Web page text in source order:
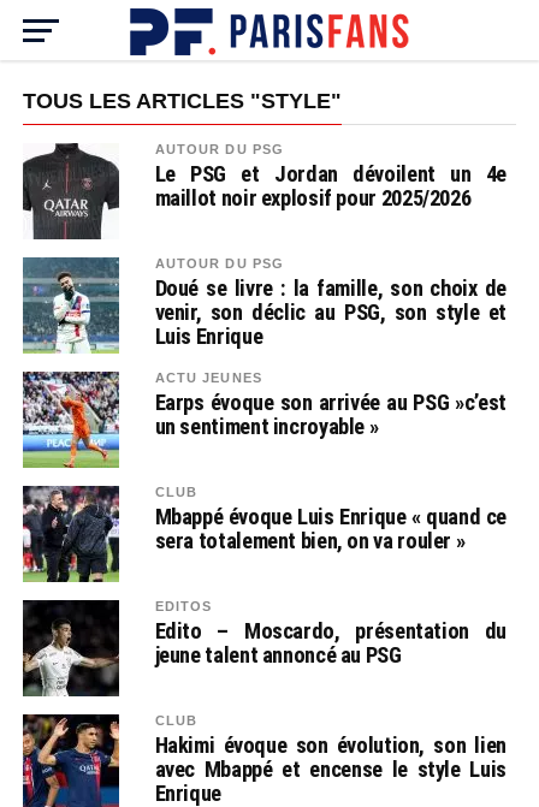
TOUS LES ARTICLES "STYLE"
AUTOUR DU PSG
Le PSG et Jordan dévoilent un 4e
maillot noir explosif pour 2025/2026
AUTOUR DU PSG
Doué se livre : la famille, son choix de
venir, son déclic au PSG, son style et
Luis Enrique
ACTU JEUNES
Earps évoque son arrivée au PSG »c’est
un sentiment incroyable »
CLUB
Mbappé évoque Luis Enrique « quand ce
sera totalement bien, on va rouler »
EDITOS
Edito – Moscardo, présentation du
jeune talent annoncé au PSG
CLUB
Hakimi évoque son évolution, son lien
avec Mbappé et encense le style Luis
Enrique